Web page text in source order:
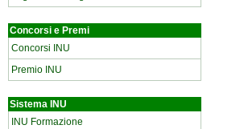
Concorsi e Premi
Concorsi INU
Premio INU
Sistema INU
INU Formazione